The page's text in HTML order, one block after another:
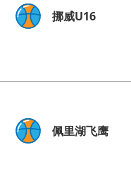
挪威U16
佩里湖飞鹰